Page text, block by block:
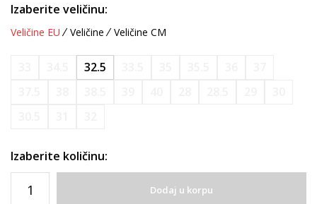
Izaberite veličinu:
Veličine EU Veličine Veličine CM
32.5
Izaberite količinu:
Dodaj u korpu